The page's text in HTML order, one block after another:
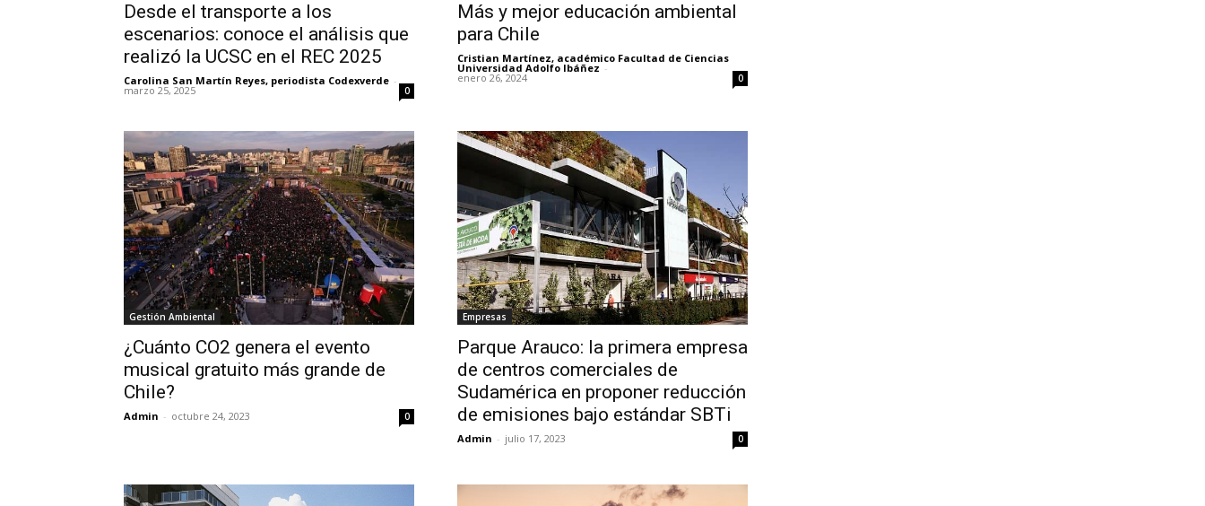
Desde el transporte a los
escenarios: conoce el análisis que
realizó la UCSC en el REC 2025
Carolina San Martín Reyes, periodista Codexverde -
marzo 25, 2025 0
Más y mejor educación ambiental
para Chile
Cristian Martínez, académico Facultad de Ciencias
Universidad Adolfo Ibáñez -
enero 26, 2024 0
Gestión Ambiental
¿Cuánto CO2 genera el evento
musical gratuito más grande de
Chile?
Admin - octubre 24, 2023 0
Empresas
Parque Arauco: la primera empresa
de centros comerciales de
Sudamérica en proponer reducción
de emisiones bajo estándar SBTi
Admin - julio 17, 2023 0